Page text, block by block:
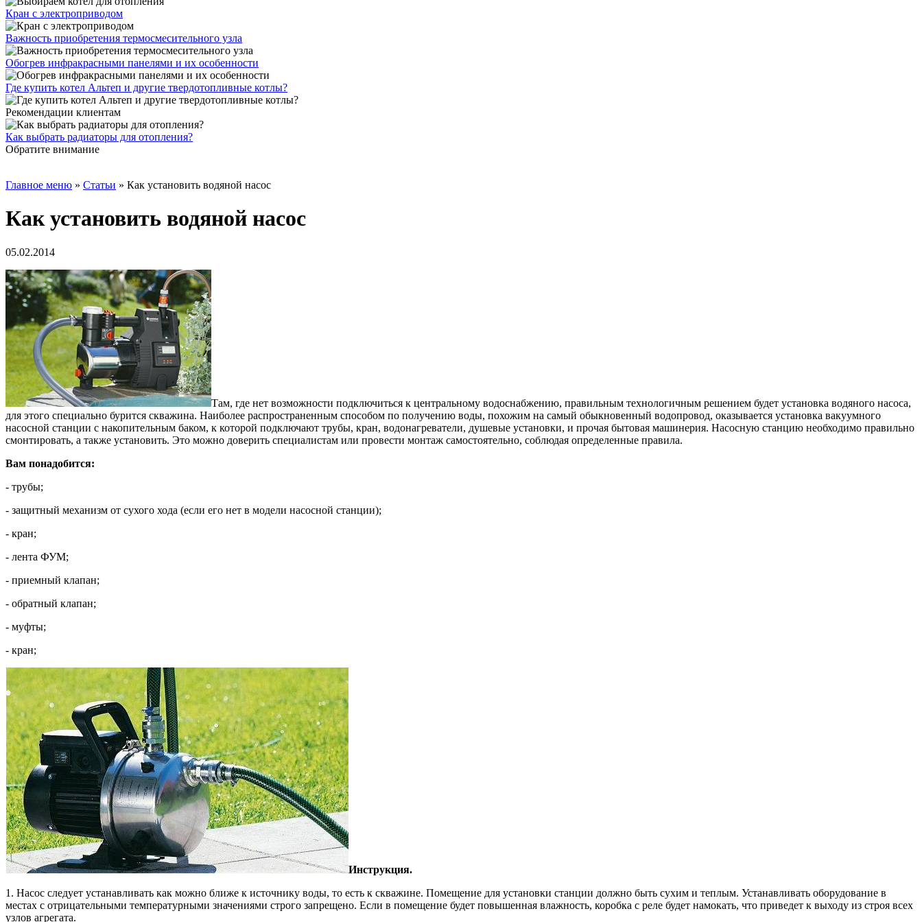
Кран с электроприводом
Важность приобретения термосмесительного узла
Обогрев инфракрасными панелями и их особенности
Где купить котел Альтеп и другие твердотопливные котлы?
Рекомендации клиентам
Как выбрать радиаторы для отопления?
Обратите внимание
Главное меню » Статьи » Как установить водяной насос
Как установить водяной насос
05.02.2014
Там, где нет возможности подключиться к центральному водоснабжению, правильным технологичным решением будет установка водяного насоса,
для этого специально бурится скважина. Наиболее распространенным способом по получению воды, похожим на самый обыкновенный водопровод, оказывается установка вакуумного
насосной станции с накопительным баком, к которой подключают трубы, кран, водонагреватели, душевые установки, и прочая бытовая машинерия. Насосную станцию необходимо правильно
смонтировать, а также установить. Это можно доверить специалистам или провести монтаж самостоятельно, соблюдая определенные правила.
Вам понадобится:
- трубы;
- защитный механизм от сухого хода (если его нет в модели насосной станции);
- кран;
- лента ФУМ;
- приемный клапан;
- обратный клапан;
- муфты;
- кран;
Инструкция.
1. Насос следует устанавливать как можно ближе к источнику воды, то есть к скважине. Помещение для установки станции должно быть сухим и теплым. Устанавливать оборудование в
местах с отрицательными температурными значениями строго запрещено. Если в помещение будет повышенная влажность, коробка с реле будет намокать, что приведет к выходу из строя всех
узлов агрегата.